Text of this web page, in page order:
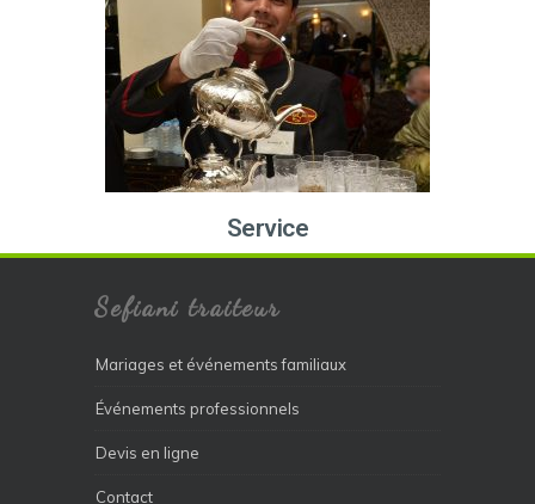
Service
Sefiani traiteur
Mariages et événements familiaux
Événements professionnels
Devis en ligne
Contact